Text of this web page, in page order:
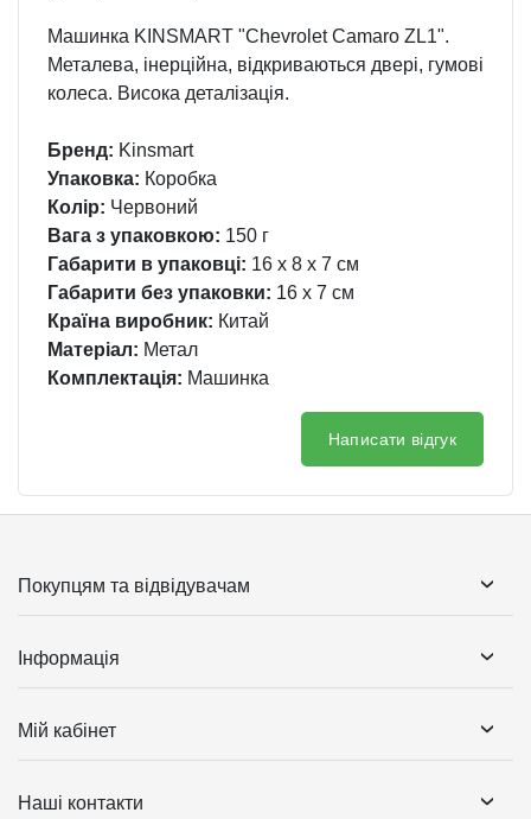
Машинка KINSMART "Chevrolet Camaro ZL1".
Металева, інерційна, відкриваються двері, гумові
колеса. Висока деталізація.
Бренд: Kinsmart
Упаковка: Коробка
Колір: Червоний
Вага з упаковкою: 150 г
Габарити в упаковці: 16 x 8 x 7 см
Габарити без упаковки: 16 x 7 см
Країна виробник: Китай
Матеріал: Метал
Комплектація: Машинка
Написати відгук
Покупцям та відвідувачам
Інформація
Мій кабінет
Наші контакти